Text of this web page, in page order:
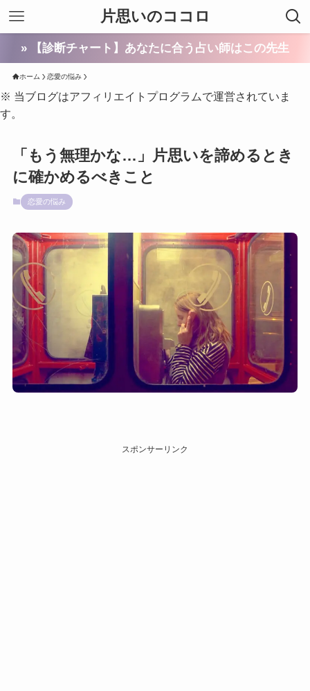
片思いのココロ
» 【診断チャート】あなたに合う占い師はこの先生
ホーム 恋愛の悩み
※ 当ブログはアフィリエイトプログラムで運営されていま
す。
「もう無理かな…」片思いを諦めるとき
に確かめるべきこと
恋愛の悩み
スポンサーリンク